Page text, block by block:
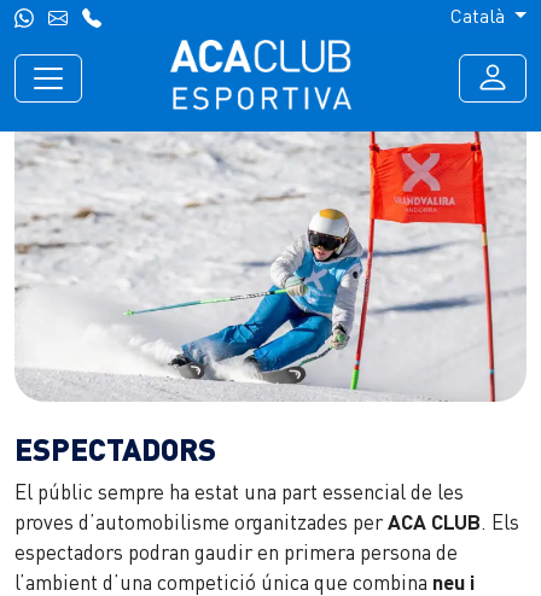
Català
ESPECTADORS
El públic sempre ha estat una part essencial de les
proves d’automobilisme organitzades perACA CLUB. Els
espectadors podran gaudir en primera persona de
l’ambient d’una competició única que combina neu i